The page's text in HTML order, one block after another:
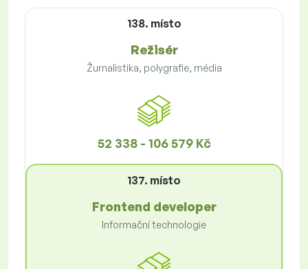
138. místo
Režisér
Žurnalistika, polygrafie, média
52 338 - 106 579 Kč
137. místo
Frontend developer
Informační technologie